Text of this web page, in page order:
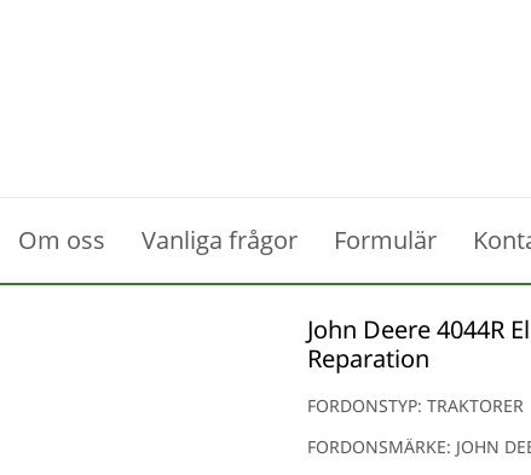
Om oss Vanliga frågor Formulär
John Deere 4044R
Reparation
FORDONSTYP: TRAKTORER
FORDONSMÄRKE: JOHN